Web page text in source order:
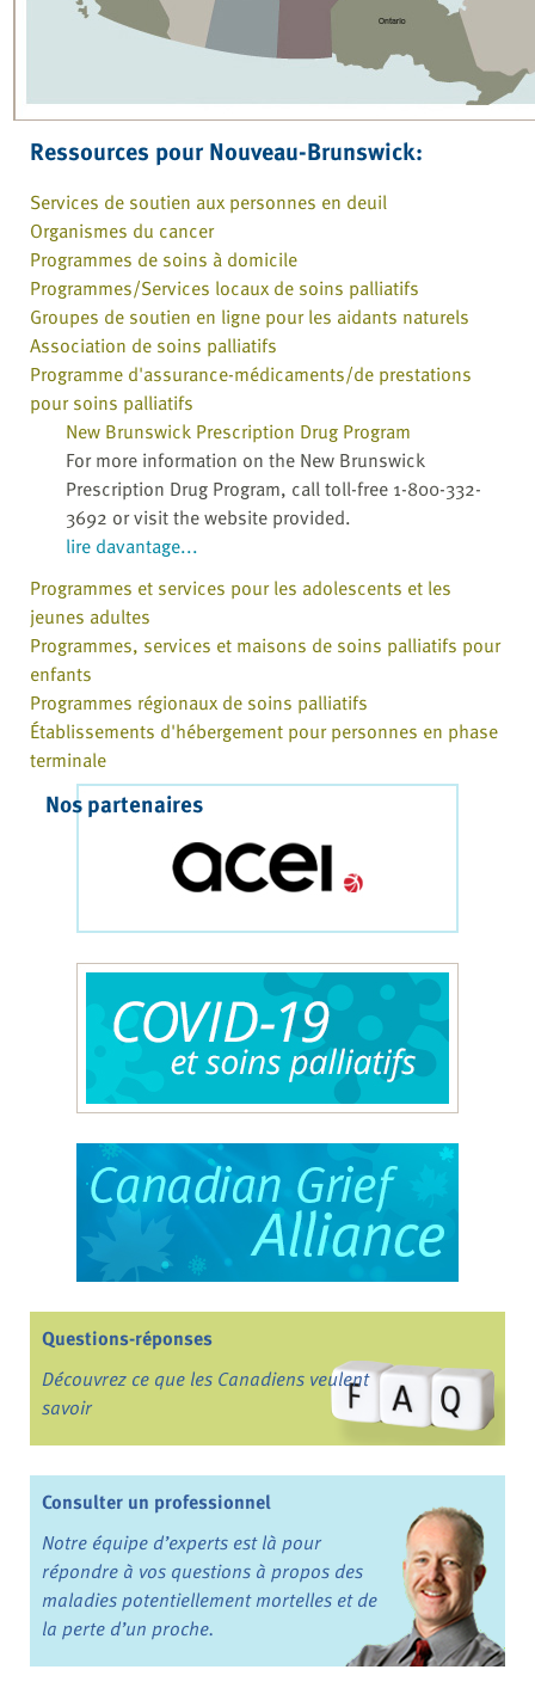
Ressources pour Nouveau-Brunswick:
Services de soutien aux personnes en deuil
Organismes du cancer
Programmes de soins à domicile
Programmes/Services locaux de soins palliatifs
Groupes de soutien en ligne pour les aidants naturels
Association de soins palliatifs
Programme d'assurance-médicaments/de prestations
pour soins palliatifs
New Brunswick Prescription Drug Program
For more information on the New Brunswick
Prescription Drug Program, call toll-free 1-800-332-
3692 or visit the website provided.
lire davantage...
Programmes et services pour les adolescents et les
jeunes adultes
Programmes, services et maisons de soins palliatifs pour
enfants
Programmes régionaux de soins palliatifs
Établissements d'hébergement pour personnes en phase
terminale
Nos partenaires
Questions-réponses
Découvrez ce que les Canadiens veulent
savoir
Consulter un professionnel
Notre équipe d’experts est là pour
répondre à vos questions à propos des
maladies potentiellement mortelles et de
la perte d’un proche.